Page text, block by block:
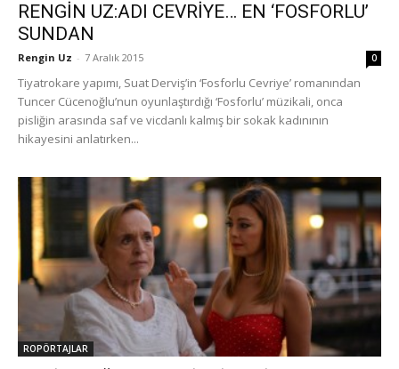
RENGİN UZ:ADI CEVRİYE… EN ‘FOSFORLU’
SUNDAN
Rengin Uz - 7 Aralık 2015 0
Tiyatrokare yapımı, Suat Derviş’in ‘Fosforlu Cevriye’ romanından
Tuncer Cücenoğlu’nun oyunlaştırdığı ‘Fosforlu’ müzikali, onca
pisliğin arasında saf ve vicdanlı kalmış bir sokak kadınının
hikayesini anlatırken...
ROPÖRTAJLAR